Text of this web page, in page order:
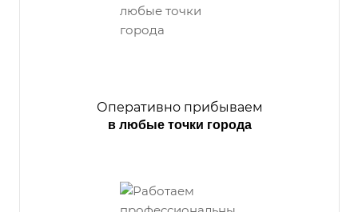
Оперативно прибываем
в любые точки города